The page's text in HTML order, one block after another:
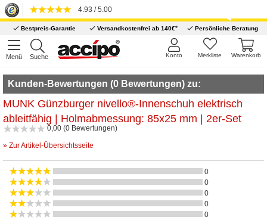
4.93 / 5.00
Bestpreis-Garantie Versandkostenfrei ab 140€* Persönliche Beratung
Menü Suche Warenkorb
Merkliste
Konto
Kunden-Bewertungen (0 Bewertungen) zu:
MUNK Günzburger nivello®-Innenschuh elektrisch
ableitfähig | Holmabmessung: 85x25 mm | 2er-Set
0,00 (0 Bewertungen)
» Zur Artikel-Übersichtsseite
0
0
0
0
0